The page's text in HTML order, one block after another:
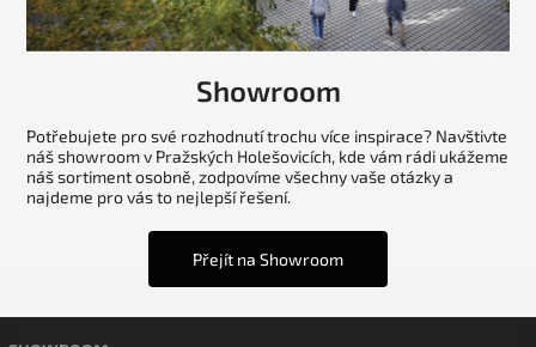
Showroom
Potřebujete pro své rozhodnutí trochu více inspirace? Navštivte
náš showroom v Pražských Holešovicích, kde vám rádi ukážeme
náš sortiment osobně, zodpovíme všechny vaše otázky a
najdeme pro vás to nejlepší řešení.
Přejít na Showroom